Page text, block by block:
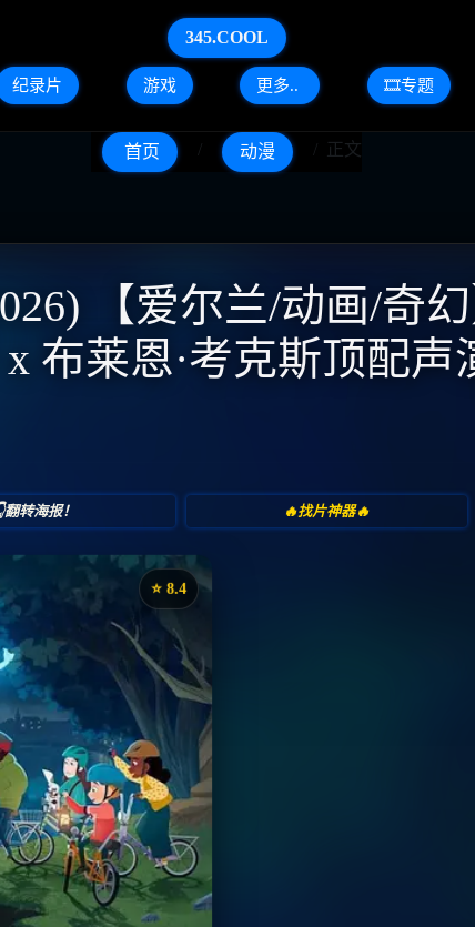
345.COOL
纪录片 游戏 更多.. 🎞️专题
首页 动漫 正文
【爱尔兰/动画/奇
布莱恩·考克斯顶配声
翻转海报！ 🔥找片神器🔥
⭐️ 8.4
我哥是牛头人》
：8.4 | 🎬 2026年
📺 连载中
夸克网盘